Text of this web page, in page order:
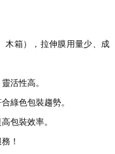
木箱），拉伸膜用量少、成
活性高。
綠色包裝趨勢。
包裝效率。
！